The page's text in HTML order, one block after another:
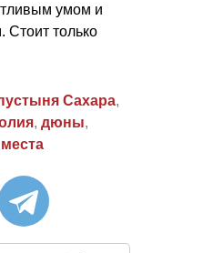
умом и
Стоит только
Сахара,
, дюны,